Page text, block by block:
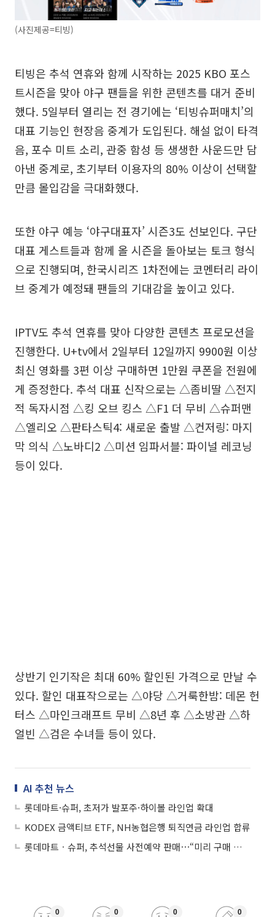
(사진제공=티빙)
티빙은 추석 연휴와 함께 시작하는 2025 KBO 포스
트시즌을 맞아 야구 팬들을 위한 콘텐츠를 대거 준비
했다. 5일부터 열리는 전 경기에는 ‘티빙슈퍼매치’의
대표 기능인 현장음 중계가 도입된다. 해설 없이 타격
음, 포수 미트 소리, 관중 함성 등 생생한 사운드만 담
아낸 중계로, 초기부터 이용자의 80% 이상이 선택할
만큼 몰입감을 극대화했다.
또한 야구 예능 ‘야구대표자’ 시즌3도 선보인다. 구단
대표 게스트들과 함께 올 시즌을 돌아보는 토크 형식
으로 진행되며, 한국시리즈 1차전에는 코멘터리 라이
브 중계가 예정돼 팬들의 기대감을 높이고 있다.
IPTV도 추석 연휴를 맞아 다양한 콘텐츠 프로모션을
진행한다. U+tv에서 2일부터 12일까지 9900원 이상
최신 영화를 3편 이상 구매하면 1만원 쿠폰을 전원에
게 증정한다. 추석 대표 신작으로는 △좀비딸 △전지
적 독자시점 △킹 오브 킹스 △F1 더 무비 △슈퍼맨
△엘리오 △판타스틱4: 새로운 출발 △컨저링: 마지
막 의식 △노바디2 △미션 임파서블: 파이널 레코닝
등이 있다.
상반기 인기작은 최대 60% 할인된 가격으로 만날 수
있다. 할인 대표작으로는 △야당 △거룩한밤: 데몬 헌
터스 △마인크래프트 무비 △8년 후 △소방관 △하
얼빈 △검은 수녀들 등이 있다.
AI 추천 뉴스
롯데마트·슈퍼, 초저가 발포주·하이볼 라인업 확대
KODEX 금액티브 ETF, NH농협은행 퇴직연금 라인업 합류
롯데마트ㆍ슈퍼, 추석선물 사전예약 판매⋯“미리 구매 시 더 큰 혜택”
0 0 0 0